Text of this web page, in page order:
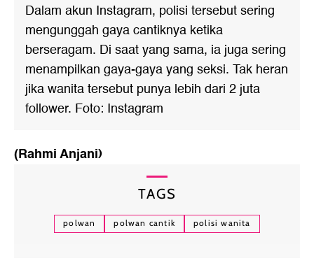
Dalam akun Instagram, polisi tersebut sering
mengunggah gaya cantiknya ketika
berseragam. Di saat yang sama, ia juga sering
menampilkan gaya-gaya yang seksi. Tak heran
jika wanita tersebut punya lebih dari 2 juta
follower. Foto: Instagram
(Rahmi Anjani)
TAGS
polwan polwan cantik polisi wanita